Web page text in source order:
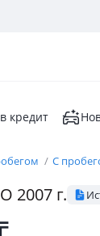
кредит
С
2007 г.